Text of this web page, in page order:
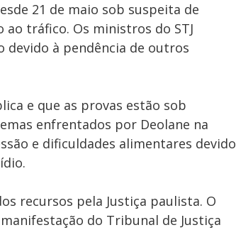
21 de maio sob suspeita de
tráfico. Os ministros do STJ
à pendência de outros
e que as provas estão sob
enfrentados por Deolane na
e dificuldades alimentares devido
recursos pela Justiça paulista. O
do Tribunal de Justiça